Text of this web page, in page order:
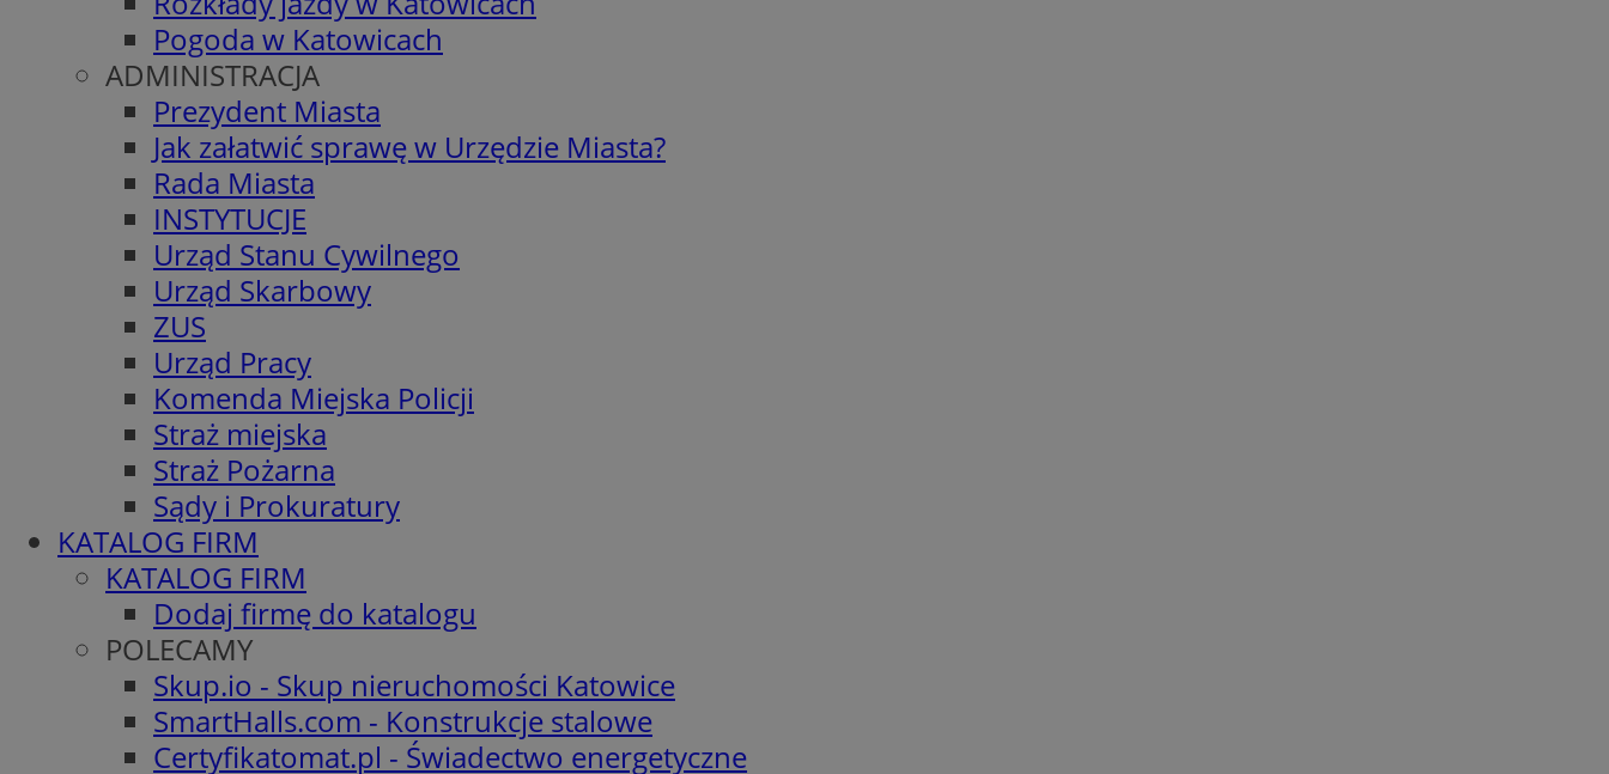
Pogoda w Katowicach
ADMINISTRACJA
Prezydent Miasta
Jak załatwić sprawę w Urzędzie Miasta?
Rada Miasta
INSTYTUCJE
Urząd Stanu Cywilnego
Urząd Skarbowy
ZUS
Urząd Pracy
Komenda Miejska Policji
Straż miejska
Straż Pożarna
Sądy i Prokuratury
KATALOG FIRM
KATALOG FIRM
Dodaj firmę do katalogu
POLECAMY
Skup.io - Skup nieruchomości Katowice
SmartHalls.com - Konstrukcje stalowe
Certyfikatomat.pl - Świadectwo energetyczne